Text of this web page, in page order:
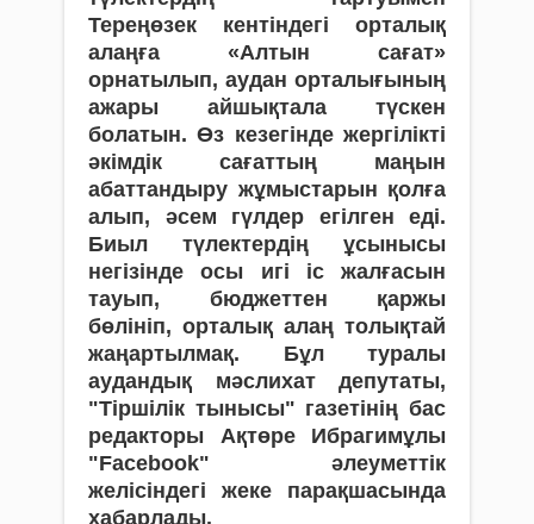
Тереңөзек кентіндегі орталық
алаңға «Алтын сағат»
орнатылып, аудан орталығының
ажары айшықтала түскен
болатын. Өз кезегінде жергілікті
әкімдік сағаттың маңын
абаттандыру жұмыстарын қолға
алып, әсем гүлдер егілген еді.
Биыл түлектердің ұсынысы
негізінде осы игі іс жалғасын
тауып, бюджеттен қаржы
бөлініп, орталық алаң толықтай
жаңартылмақ. Бұл туралы
аудандық мәслихат депутаты,
"Тіршілік тынысы" газетінің бас
редакторы Ақтөре Ибрагимұлы
"Facebook" әлеуметтік
желісіндегі жеке парақшасында
хабарлады.